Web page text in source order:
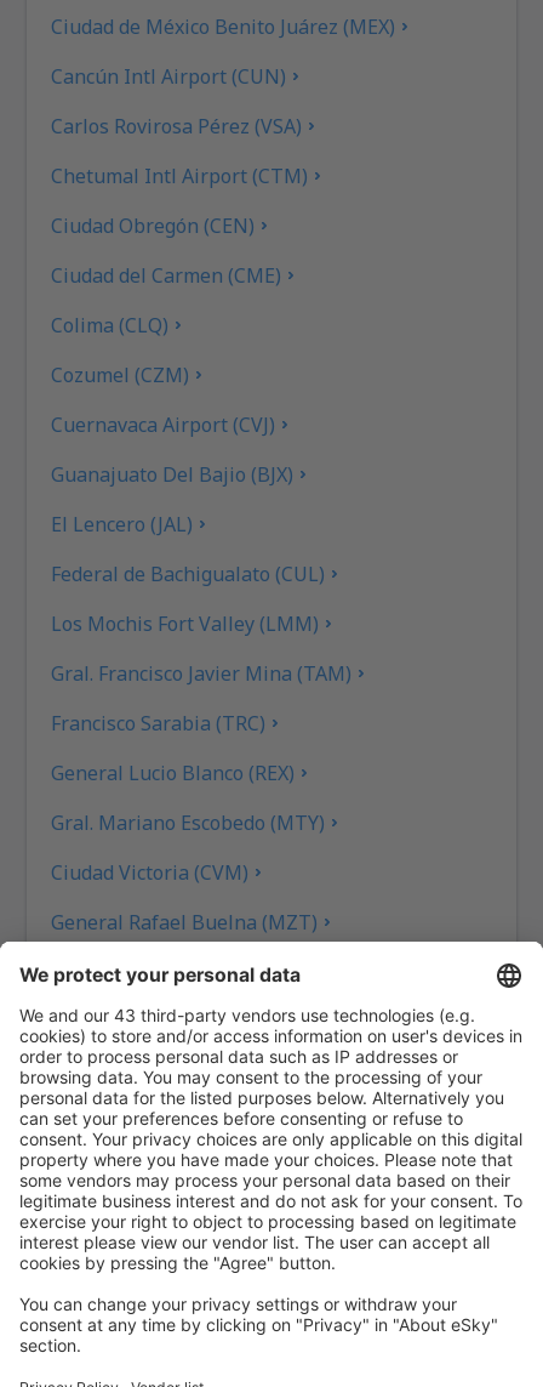
Ciudad de México Benito Juárez (MEX)
Cancún Intl Airport (CUN)
Carlos Rovirosa Pérez (VSA)
Chetumal Intl Airport (CTM)
Ciudad Obregón (CEN)
Ciudad del Carmen (CME)
Colima (CLQ)
Cozumel (CZM)
Cuernavaca Airport (CVJ)
Guanajuato Del Bajio (BJX)
El Lencero (JAL)
Federal de Bachigualato (CUL)
Los Mochis Fort Valley (LMM)
Gral. Francisco Javier Mina (TAM)
Francisco Sarabia (TRC)
General Lucio Blanco (REX)
Gral. Mariano Escobedo (MTY)
Ciudad Victoria (CVM)
General Rafael Buelna (MZT)
General Fierro Villalobos (CUU)
Guadalupe Victoria (DGO)
Aeropuerto Regional de Guerrero Negro (GUB)
General Heriberto Jara (VER)
Hermanos Serdán (PBC)
Huatulco Intl Airport (HUX)
General Ignacio L. Pesqueira (HMO)
Campeche Ing. Alberto Acuna Ongay (CPE)